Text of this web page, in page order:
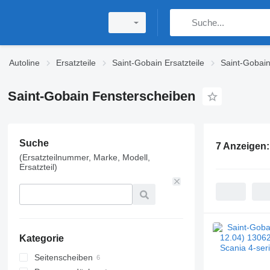
Autoline Ersatzteile Saint-Gobain Ersatzteile Saint-
Saint-Gobain Fensterscheiben
Suche
(Ersatzteilnummer, Marke, Modell,
Ersatzteil)
Kategorie
Seitenscheiben
7 Anzeigen: